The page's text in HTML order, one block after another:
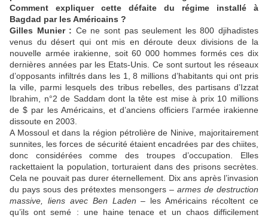
Comment expliquer cette défaite du régime installé à
Bagdad par les Américains ?
Gilles Munier : Ce ne sont pas seulement les 800 djihadistes
venus du désert qui ont mis en déroute deux divisions de la
nouvelle armée irakienne, soit 60 000 hommes formés ces dix
dernières années par les Etats-Unis. Ce sont surtout les réseaux
d’opposants infiltrés dans les 1, 8 millions d’habitants qui ont pris
la ville, parmi lesquels des tribus rebelles, des partisans d’Izzat
Ibrahim, n°2 de Saddam dont la tête est mise à prix 10 millions
de $ par les Américains, et d’anciens officiers l’armée irakienne
dissoute en 2003.
A Mossoul et dans la région pétrolière de Ninive, majoritairement
sunnites, les forces de sécurité étaient encadrées par des chiites,
donc considérées comme des troupes d’occupation. Elles
rackettaient la population, torturaient dans des prisons secrètes.
Cela ne pouvait pas durer éternellement. Dix ans après l’invasion
du pays sous des prétextes mensongers – armes de destruction
massive, liens avec Ben Laden – les Américains récoltent ce
qu’ils ont semé : une haine tenace et un chaos difficilement